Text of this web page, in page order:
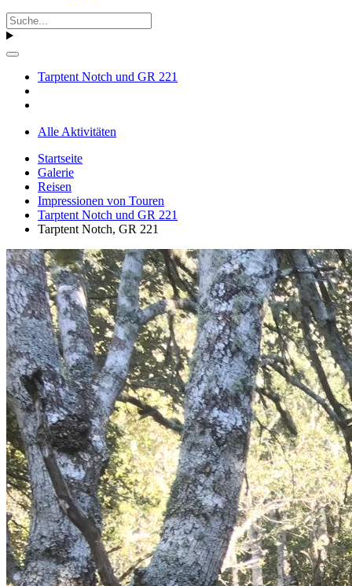
Tarptent Notch und GR 221
Alle Aktivitäten
Startseite
Galerie
Reisen
Impressionen von Touren
Tarptent Notch und GR 221
Tarptent Notch, GR 221